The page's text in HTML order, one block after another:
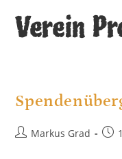
Inhalt
springenVerein
Beitrags-
Markus Grad